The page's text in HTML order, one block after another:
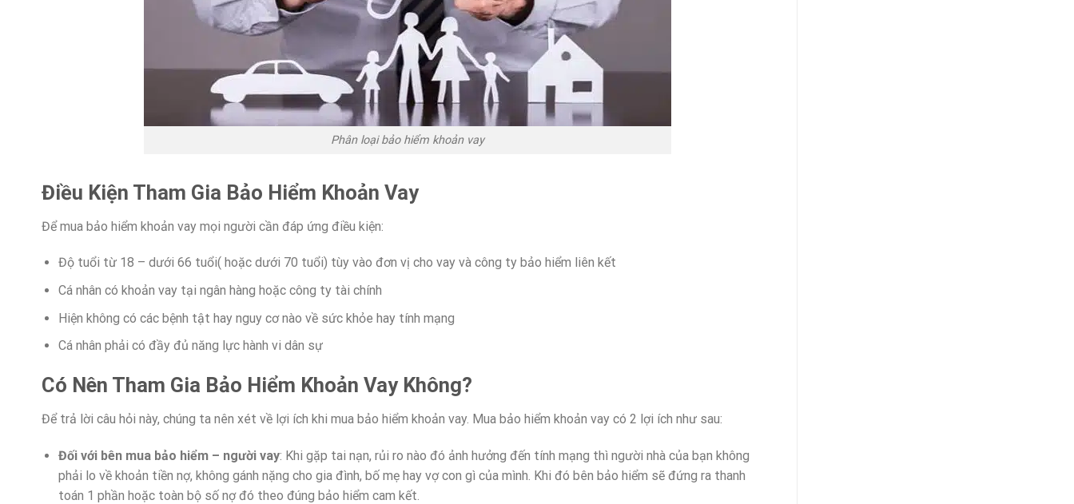
Phân loại bảo hiểm khoản vay
Điều Kiện Tham Gia Bảo Hiểm Khoản Vay
Để mua bảo hiểm khoản vay mọi người cần đáp ứng điều kiện:
Độ tuổi từ 18 – dưới 66 tuổi( hoặc dưới 70 tuổi) tùy vào đơn vị cho vay và công ty bảo hiểm liên kết
Cá nhân có khoản vay tại ngân hàng hoặc công ty tài chính
Hiện không có các bệnh tật hay nguy cơ nào về sức khỏe hay tính mạng
Cá nhân phải có đầy đủ năng lực hành vi dân sự
Có Nên Tham Gia Bảo Hiểm Khoản Vay Không?
Để trả lời câu hỏi này, chúng ta nên xét về lợi ích khi mua bảo hiểm khoản vay. Mua bảo hiểm khoản vay có 2 lợi ích như sau:
Đối với bên mua bảo hiểm – người vay: Khi gặp tai nạn, rủi ro nào đó ảnh hưởng đến tính mạng thì người nhà của bạn không
phải lo về khoản tiền nợ, không gánh nặng cho gia đình, bố mẹ hay vợ con gì của mình. Khi đó bên bảo hiểm sẽ đứng ra thanh
toán 1 phần hoặc toàn bộ số nợ đó theo đúng bảo hiểm cam kết.